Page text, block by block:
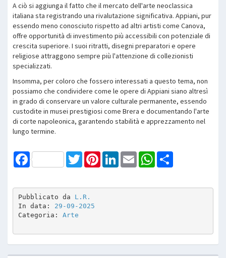
A ciò si aggiunga il fatto che il mercato dell'arte neoclassica
italiana sta registrando una rivalutazione significativa. Appiani, pur
essendo meno conosciuto rispetto ad altri artisti come Canova,
offre opportunità di investimento più accessibili con potenziale di
crescita superiore. I suoi ritratti, disegni preparatori e opere
religiose attraggono sempre più l'attenzione di collezionisti
specializzati.
Insomma, per coloro che fossero interessati a questo tema, non
possiamo che condividere come le opere di Appiani siano altresì
in grado di conservare un valore culturale permanente, essendo
custodite in musei prestigiosi come Brera e documentando l'arte
di corte napoleonica, garantendo stabilità e apprezzamento nel
lungo termine.
Facebook TwitterPinterestLinkedInEmail WhatsApp
Pubblicato da L.R.
In data: 29-09-2025
Categoria: Arte